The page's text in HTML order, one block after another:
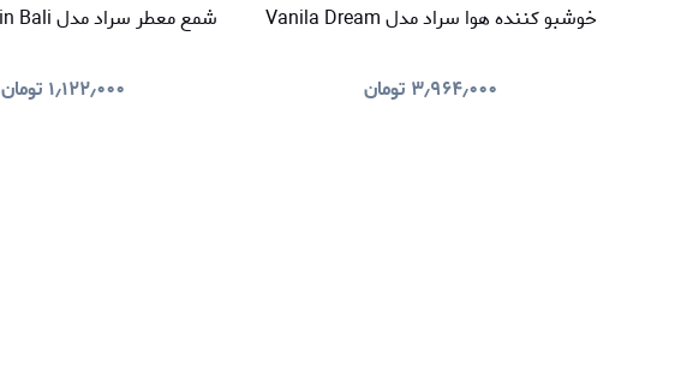
خوشبو کننده هوا سراد مدل Vanila Dream
۳٫۹۶۴٫۰۰۰ تومان
شمع معطر سراد مدل Afternoon in Bali
۱٫۱۲۲٫۰۰۰ تومان